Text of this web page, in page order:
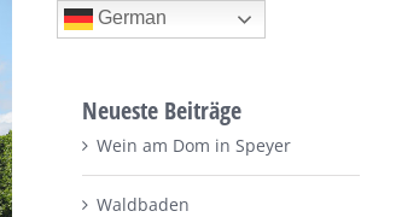
Neueste Beiträge
Wein am Dom in Speyer
Waldbaden
German